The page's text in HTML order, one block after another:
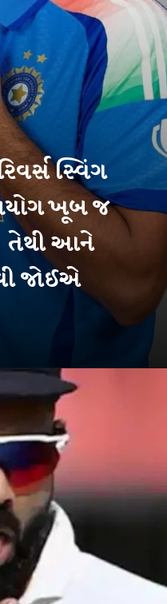
સ્વિંગ
ખૂબ જ
તેથી આને
જોઈએ